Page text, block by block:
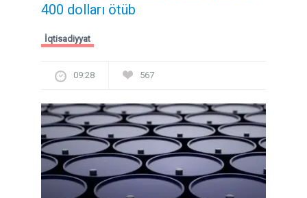
400 dolları ötüb
İqtisadiyyat
09:28 567